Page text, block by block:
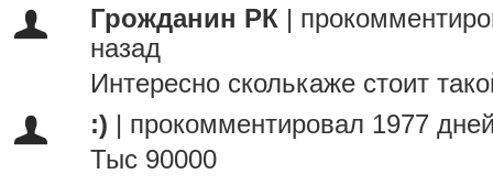
Грожданин РК
назад
Интересно сколькаже стоит
:)
прокомментировал 1977
Тыс 90000